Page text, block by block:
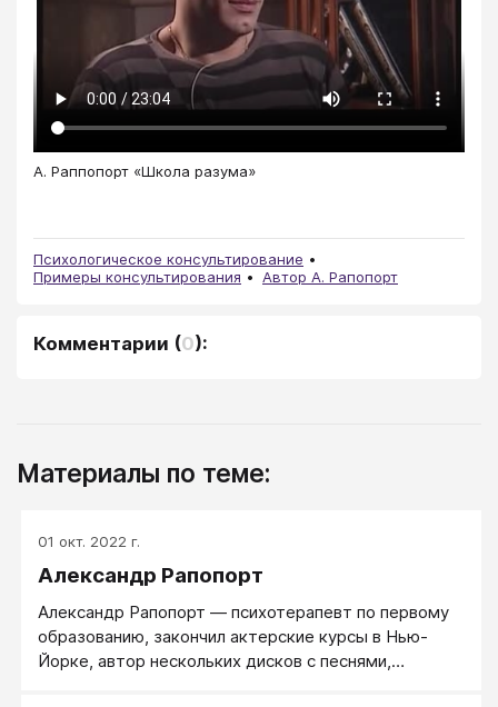
А. Раппопорт «Школа разума»
Психологическое консультирование
Примеры консультирования
Автор А. Рапопорт
Комментарии (0):
Материалы по теме:
01 окт. 2022 г.
Александр Рапопорт
Александр Рапопорт — психотерапевт по первому
образованию, закончил актерские курсы в Нью-
Йорке, автор нескольких дисков с песнями,